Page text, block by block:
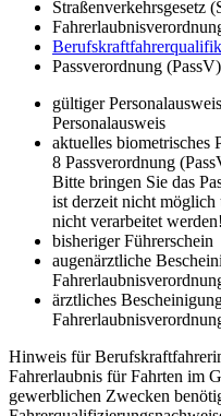
Straßenverkehrsgesetz
Passverordnung
gültiger
Personalausweis
aktuelles biometrisches
8 Passverordnung
Bitte bringen Sie das
ist derzeit nicht möglich
nicht verarbeitet werden!
bisheriger Führerschein
augenärztliche
ärztliches
Hinweis für
Fahrerlaubnis für Fahrten im
gewerblichen Zwecken